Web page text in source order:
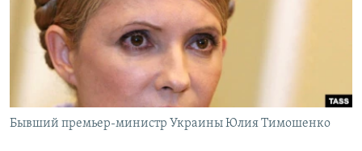
РАСПИСАНИЕ ВЕЩАНИЯ
ПОДПИШИТЕСЬ НА РАССЫЛКУ
СОЦИАЛЬНЫЕ СЕТИ
Бывший премьер-министр Украины Юлия Тимошенко